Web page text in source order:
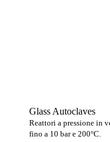
Glass Autoclaves
Reattori a pressione in
fino a 10 bar e 200°C.